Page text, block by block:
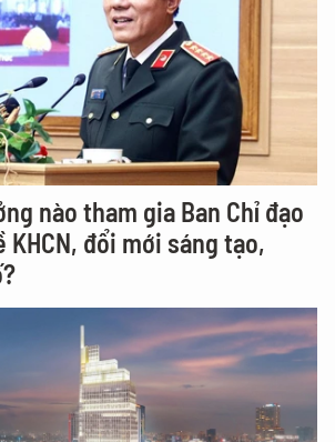
nào tham gia Ban Chỉ đạo
KHCN, đổi mới sáng tạo,